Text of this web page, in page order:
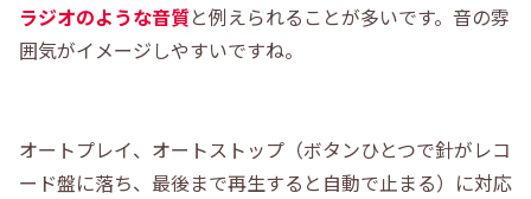
ラジオのような音質と例えられることが多いです。音の雰
囲気がイメージしやすいですね。
オートプレイ、オートストップ（ボタンひとつで針がレコ
ード盤に落ち、最後まで再生すると自動で止まる）に対応